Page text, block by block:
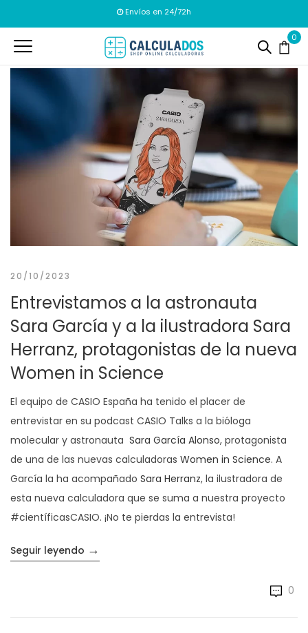
Envíos en 24/72h
0
20/10/2023
Entrevistamos a la astronauta
Sara García y a la ilustradora Sara
Herranz, protagonistas de la nueva
Women in Science
El equipo de CASIO España ha tenido el placer de
entrevistar en su podcast CASIO Talks a la bióloga
molecular y astronauta Sara García Alonso, protagonista
de una de las nuevas calculadoras Women in Science. A
García la ha acompañado Sara Herranz, la ilustradora de
esta nueva calculadora que se suma a nuestra proyecto
#científicasCASIO. ¡No te pierdas la entrevista!
Seguir leyendo «Entrevistamos a la astronauta Sara
→
0